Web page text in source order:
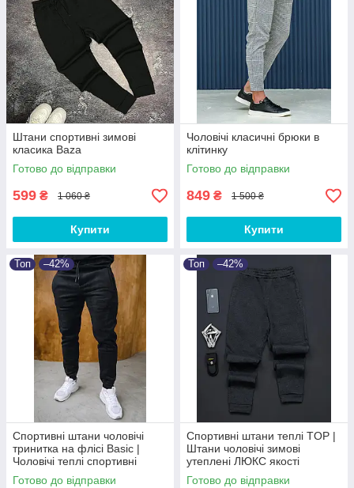
Штани спортивні зимові
класика Baza
Готово до відправки
599 ₴ 1 060 ₴
Купити
Чоловічі класичні брюки в
клітинку
Готово до відправки
849 ₴ 1 500 ₴
Купити
Топ –42%
Спортивні штани чоловічі
тринитка на флісі Basic |
Чоловічі теплі спортивні
штани від XS до 3XL
Готово до відправки
Топ –42%
Спортивні штани теплі TOP |
Штани чоловічі зимові
утеплені ЛЮКС якості
Готово до відправки